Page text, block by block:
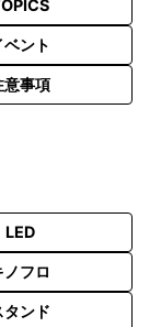
ベント
意事項
LED
ノフロ
タンド